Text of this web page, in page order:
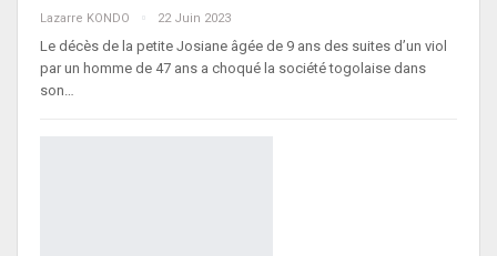
Lazarre KONDO 22 Juin 2023
Le décès de la petite Josiane âgée de 9 ans des suites d’un viol
par un homme de 47 ans a choqué la société togolaise dans
son…